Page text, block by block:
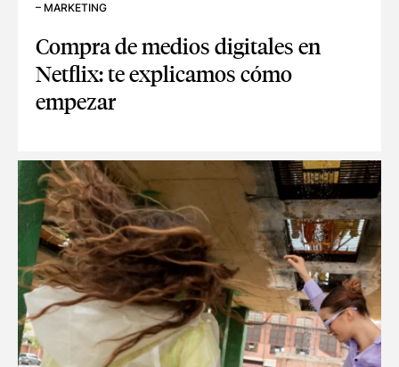
– MARKETING
Compra de medios digitales en
Netflix: te explicamos cómo
empezar